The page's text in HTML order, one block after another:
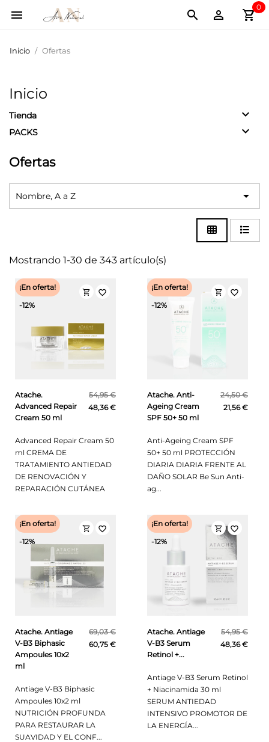
 shopping_cart
0


Inicio Ofertas
Inicio
Tienda keyboard_arrow_down
PACKS keyboard_arrow_down
Ofertas
Nombre, A a Z 
Mostrando 1-30 de 343 artículo(s)
Atache.
Advanced Repair
Cream 50 ml
54,95 €
48,36 €
Advanced Repair Cream 50
ml CREMA DE
TRATAMIENTO ANTIEDAD
DE RENOVACIÓN Y
REPARACIÓN CUTÁNEA
shopping_cart
¡En oferta!
-12%
favorite_border
Atache. Anti-
Ageing Cream
SPF 50+ 50 ml
24,50 €
21,56 €
Anti-Ageing Cream SPF
50+ 50 ml PROTECCIÓN
DIARIA DIARIA FRENTE AL
DAÑO SOLAR Be Sun Anti-
ag...
shopping_cart
¡En oferta!
-12%
favorite_border
Atache. Antiage
V-B3 Biphasic
Ampoules 10x2
ml
69,03 €
60,75 €
Antiage V-B3 Biphasic
Ampoules 10x2 ml
NUTRICIÓN PROFUNDA
PARA RESTAURAR LA
SUAVIDAD Y EL CONF...
shopping_cart
¡En oferta!
-12%
favorite_border
Atache. Antiage
V-B3 Serum
Retinol +...
54,95 €
48,36 €
Antiage V-B3 Serum Retinol
+ Niacinamida 30 ml
SERUM ANTIEDAD
INTENSIVO PROMOTOR DE
LA ENERGÍA...
shopping_cart
¡En oferta!
-12%
favorite_border